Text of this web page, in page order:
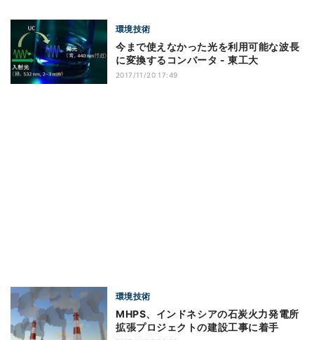
環境技術
今まで使えなかった光を利用可能な波長
に変換するコンバータ - 東工大
2017/11/20 17:49
環境技術
MHPS、インドネシアの石炭火力発電所
拡張プロジェクトの建設工事に着手